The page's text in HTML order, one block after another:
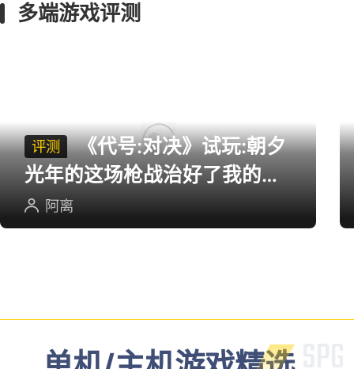
多端游戏评测
评测
《代号:对决》试玩:朝夕
光年的这场枪战治好了我的低
血压
阿离